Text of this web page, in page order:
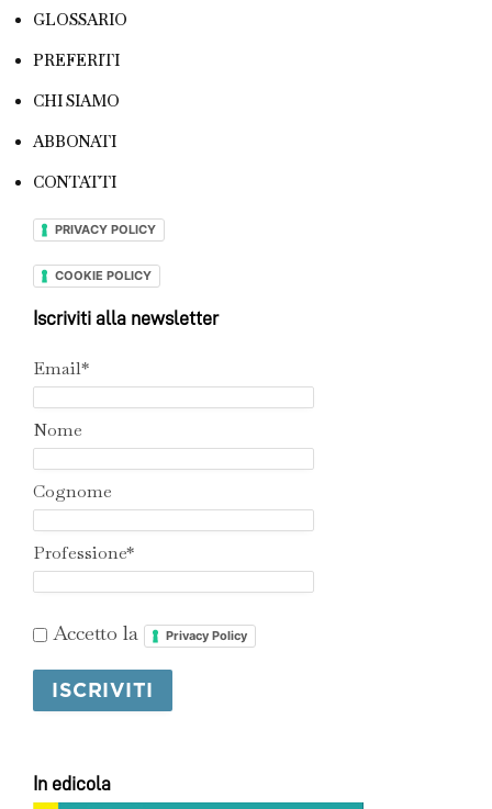
GLOSSARIO
PREFERITI
CHI SIAMO
ABBONATI
CONTATTI
PRIVACY POLICY
COOKIE POLICY
Iscriviti alla newsletter
Email*
Nome
Cognome
Professione*
Accetto la Privacy Policy
In edicola